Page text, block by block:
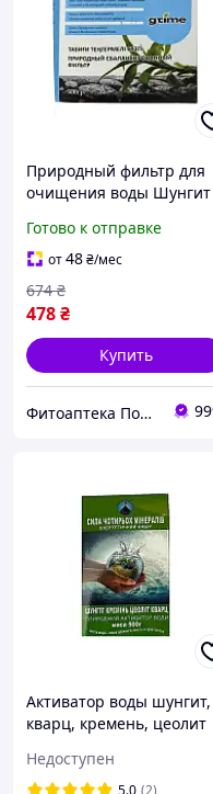
Природный фильтр для
очищения воды Шунгит
Готово к отправке
от48₴/мес
478₴
674 ₴
Купить
Фитоаптека Подарки Природы
Активатор воды шунгит,
кварц, кремень, цеолит
Недоступен
5.0 (2)